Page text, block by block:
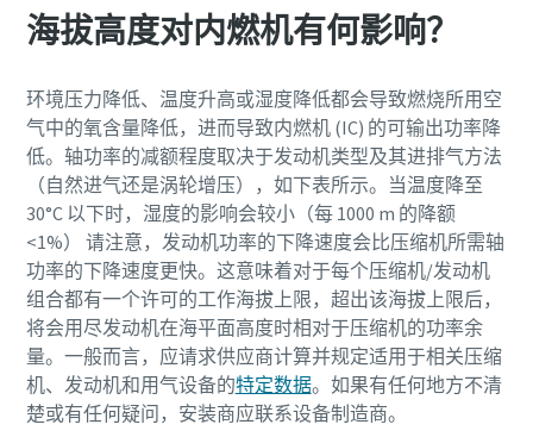
海拔高度对内燃机有何影响？
环境压力降低、温度升高或湿度降低都会导致燃烧所用空
气中的氧含量降低，进而导致内燃机 (IC) 的可输出功率降
低。轴功率的减额程度取决于发动机类型及其进排气方法
（自然进气还是涡轮增压），如下表所示。当温度降至
30°C 以下时，湿度的影响会较小（每 1000 m 的降额
<1%） 请注意，发动机功率的下降速度会比压缩机所需轴
功率的下降速度更快。这意味着对于每个压缩机/发动机
组合都有一个许可的工作海拔上限，超出该海拔上限后，
将会用尽发动机在海平面高度时相对于压缩机的功率余
量。一般而言，应请求供应商计算并规定适用于相关压缩
机、发动机和用气设备的特定数据。如果有任何地方不清
楚或有任何疑问，安装商应联系设备制造商。